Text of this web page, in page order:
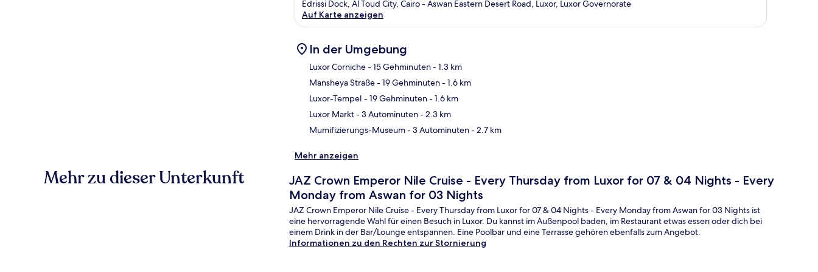
Edrissi Dock, Al Toud City, Cairo - Aswan Eastern Desert Road, Luxor, Luxor Governorate
Auf Karte anzeigen
In der Umgebung
Luxor Corniche- 15 Gehminuten- 1.3 km
Mansheya Straße- 19 Gehminuten- 1.6 km
Luxor-Tempel - 19 Gehminuten- 1.6 km
Luxor Markt- 3 Autominuten- 2.3 km
Mumifizierungs-Museum- 3 Autominuten- 2.7 km
Mehr anzeigen
Mehr zu dieser Unterkunft
JAZ Crown Emperor Nile Cruise - Every Thursday from Luxor for 07 & 04 Nights - Every
Monday from Aswan for 03 Nights
JAZ Crown Emperor Nile Cruise - Every Thursday from Luxor for 07 & 04 Nights - Every Monday from Aswan for 03 Nights ist
eine hervorragende Wahl für einen Besuch in Luxor. Du kannst im Außenpool baden, im Restaurant etwas essen oder dich bei
einem Drink in der Bar/Lounge entspannen. Eine Poolbar und eine Terrasse gehören ebenfalls zum Angebot.
Informationen zu den Rechten zur Stornierung